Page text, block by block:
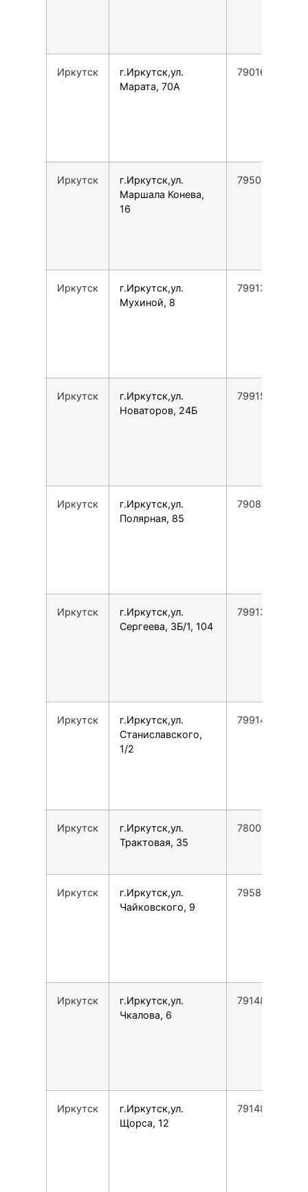
Иркутск
г.Иркутск,ул.
Марата, 70А
79016663916
Иркутск
г.Иркутск,ул.
Маршала Конева,
16
79500991518
Иркутск
г.Иркутск,ул.
Мухиной, 8
79913715438
Иркутск
г.Иркутск,ул.
Новаторов, 24Б
79915432929
Иркутск
г.Иркутск,ул.
Полярная, 85
79086511518
Иркутск
г.Иркутск,ул.
Сергеева, 3Б/1, 104
79913711007
Иркутск
г.Иркутск,ул.
Станиславского,
1/2
79914343007
Иркутск
г.Иркутск,ул.
Трактовая, 35
78007753553
Иркутск
г.Иркутск,ул.
Чайковского, 9
79588504177
Иркутск
г.Иркутск,ул.
Чкалова, 6
79148759387
Иркутск
г.Иркутск,ул.
Щорса, 12
79148769387